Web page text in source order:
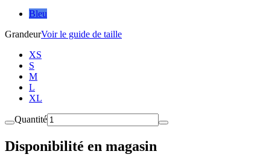
Bleu
GrandeurVoir le guide de taille
XS
S
M
L
XL
Quantité
Disponibilité en magasin